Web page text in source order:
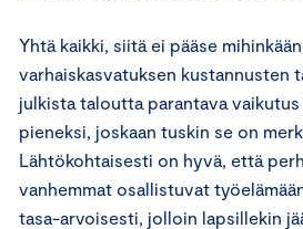
Yhtä kaikki, siitä ei pääse
varhaiskasvatuksen kustannusten
julkista taloutta parantava vaikutus
pieneksi, joskaan tuskin se on
Lähtökohtaisesti on hyvä, että
vanhemmat osallistuvat
tasa-arvoisesti, jolloin lapsillekin